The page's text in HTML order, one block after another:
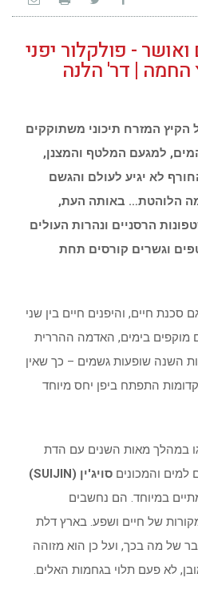
- פולקלור יפני
החמה | דר' הלנה
המזרח תיכוני משתוקקים
למגעם המלטף והמצנן,
לא יגיע לעולם והגשם
הלוהטת… באותה העת,
הרסניים ונהרות העולים
וגשרים קורסים תחת
סכנת חיים, והיפנים חיים בין שני
מוקפים בימים, האדמה ההררית
השנה שופעות גשמים – כך שאין
התפתח ביפן יחס מיוחד
במהלך מאות השנים עם הדת
למים והמכונים סויג'ין (SUIJIN)
במיוחד. הם נחשבים
של חיים ושפע. בארץ דלת
של מה בכך, ועל כן הוא מזוהה
לא פעם תלוי בגחמות האלים.